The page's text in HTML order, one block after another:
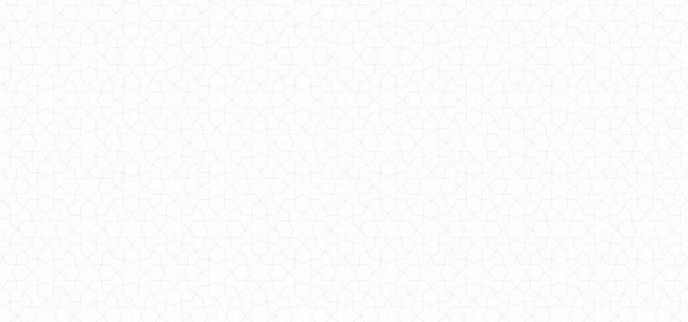
Стильное женское платье с накидкой
700.00грн.
930.00грн.